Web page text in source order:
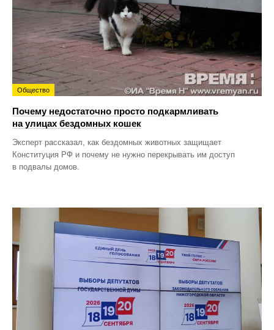
Общество
Почему недостаточно просто подкармливать
на улицах бездомных кошек
Эксперт рассказал, как бездомных животных защищает
Конституция РФ и почему не нужно перекрывать им доступ
в подвалы домов.